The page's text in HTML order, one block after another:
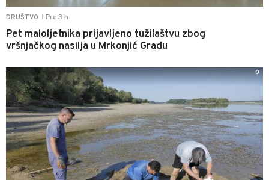
DRUŠTVO Pre 3 h
Pet maloljetnika prijavljeno tužilaštvu zbog
vršnjačkog nasilja u Mrkonjić Gradu
0